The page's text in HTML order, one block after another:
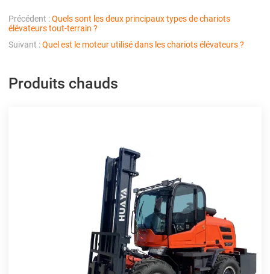
Précédent :Quels sont les deux principaux types de chariots
élévateurs tout-terrain ?
Suivant :Quel est le moteur utilisé dans les chariots élévateurs ?
Produits chauds